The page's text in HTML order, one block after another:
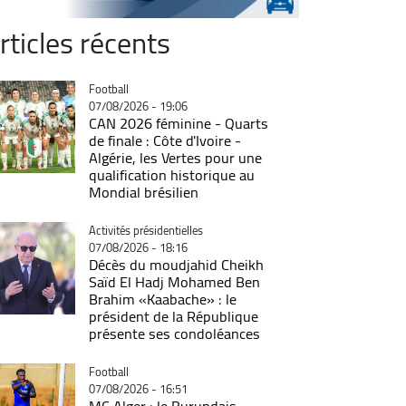
récents
Catégorie
Football
07/08/2026 - 19:06
CAN 2026 féminine - Quarts
de finale : Côte d'Ivoire -
Algérie, les Vertes pour une
qualification historique au
Mondial brésilien
Catégorie
Activités présidentielles
07/08/2026 - 18:16
Décès du moudjahid Cheikh
Saïd El Hadj Mohamed Ben
Brahim «Kaabache» : le
président de la République
présente ses condoléances
Catégorie
Football
07/08/2026 - 16:51